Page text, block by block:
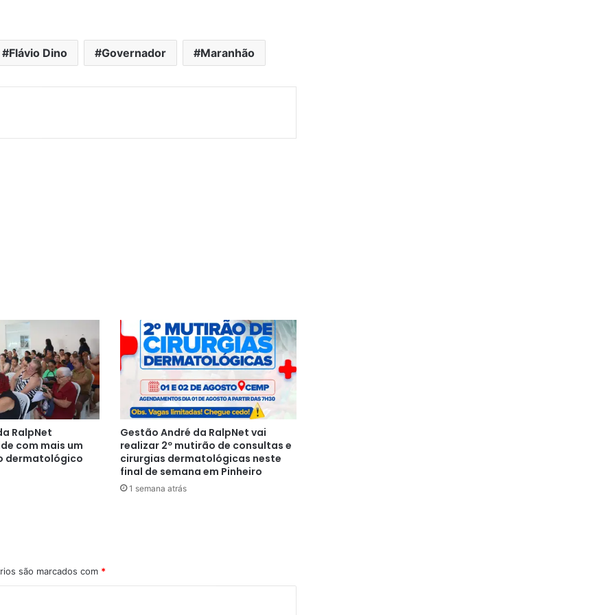
Flávio Dino Governador Maranhão
RalpNet
com mais um
dermatológico
Gestão André da RalpNet vai
realizar 2º mutirão de consultas e
cirurgias dermatológicas neste
final de semana em Pinheiro
1 semana atrás
são marcados com *